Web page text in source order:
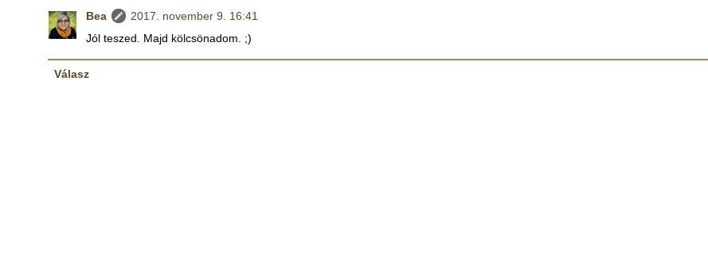
Bea
2017. november 9. 16:41
Jól teszed. Majd kölcsönadom. ;)
Válasz